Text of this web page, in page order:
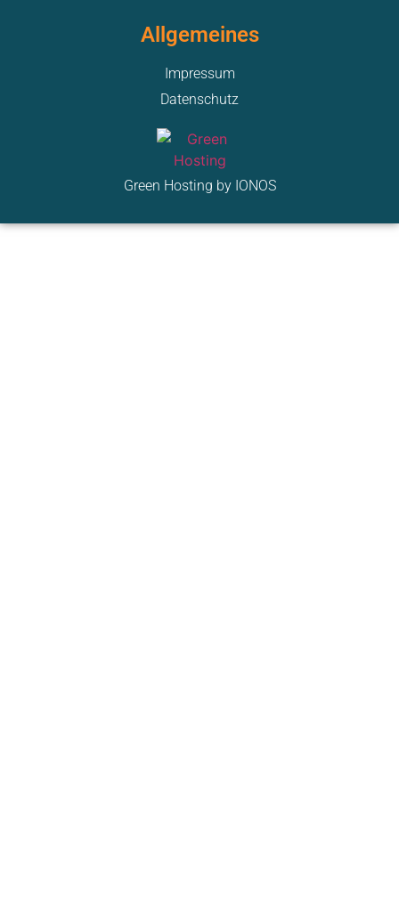
Allgemeines
Impressum
Datenschutz
Green Hosting by IONOS